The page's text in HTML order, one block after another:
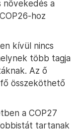
növekedés a
hoz
kívül nincs
több tagja
Az ő
összeköthető
a COP27
tartanak